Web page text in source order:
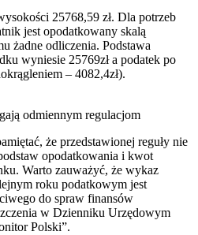
25768,59 zł. Dla potrzeb
jest opodatkowany skalą
żadne odliczenia. Podstawa
wyniesie 25769zł a podatek po
– 4082,4zł).
odmiennym regulacjom
że przedstawionej reguły nie
opodatkowania i kwot
Warto zauważyć, że wykaz
roku podatkowym jest
do spraw finansów
w Dzienniku Urzędowym
Polski”.